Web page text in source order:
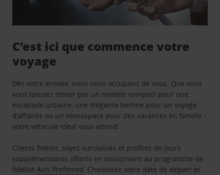
C’est ici que commence votre
voyage
Dès votre arrivée, nous nous occupons de vous. Que vous
vous laissiez tenter par un modèle compact pour une
escapade urbaine, une élégante berline pour un voyage
d’affaires ou un monospace pour des vacances en famille -
votre véhicule idéal vous attend.
Clients fidèles, soyez surclassés et profitez de jours
supplémentaires offerts en souscrivant au programme de
fidélitéAvis Preferred. Choisissez votre date de départ et